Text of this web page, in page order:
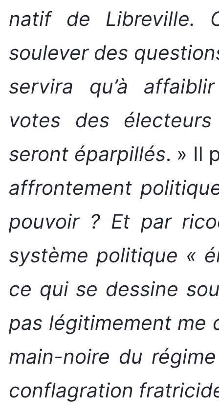
natif de Libreville.
soulever des
servira qu’à
votes des électeurs
seront éparpillés. » Il
affrontement
pouvoir ? Et par
système politique «
ce qui se dessine
pas légitimement me
main-noire du
conflagration